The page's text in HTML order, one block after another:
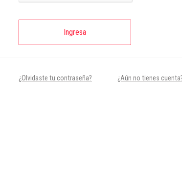
Ingresa
¿Olvidaste tu contraseña? ¿Aún no tienes